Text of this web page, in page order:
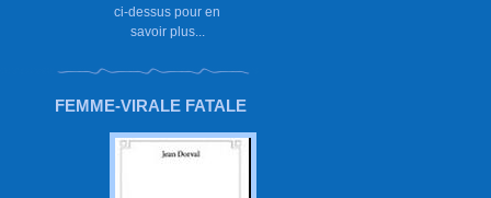
ci-dessus pour en
savoir plus...
FEMME-VIRALE FATALE